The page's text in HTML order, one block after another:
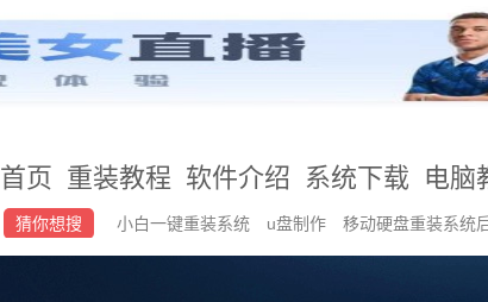
首页 重装教程 软件介绍 系统下载 电脑
猜你想搜 小白一键重装系统 u盘制作 移动硬盘重装系统